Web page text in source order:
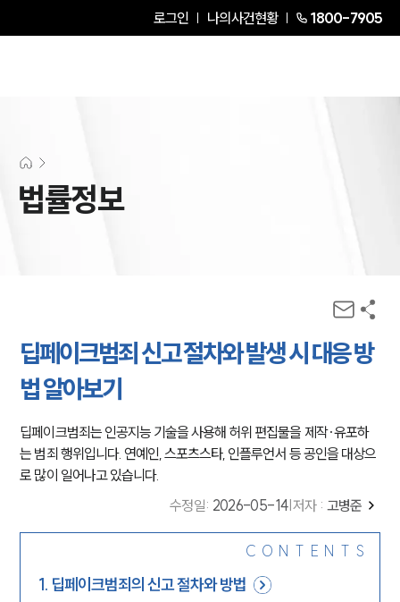
로그인 나의사건현황 1800-7905
법률정보
딥페이크범죄 신고 절차와 발생 시 대응 방
법 알아보기
딥페이크범죄는 인공지능 기술을 사용해 허위 편집물을 제작·유포하
는 범죄 행위입니다. 연예인, 스포츠스타, 인플루언서 등 공인을 대상으
로 많이 일어나고 있습니다.
수정일: 2026-05-14 저자 : 고병준
CONTENTS
1. 딥페이크범죄의 신고 절차와 방법